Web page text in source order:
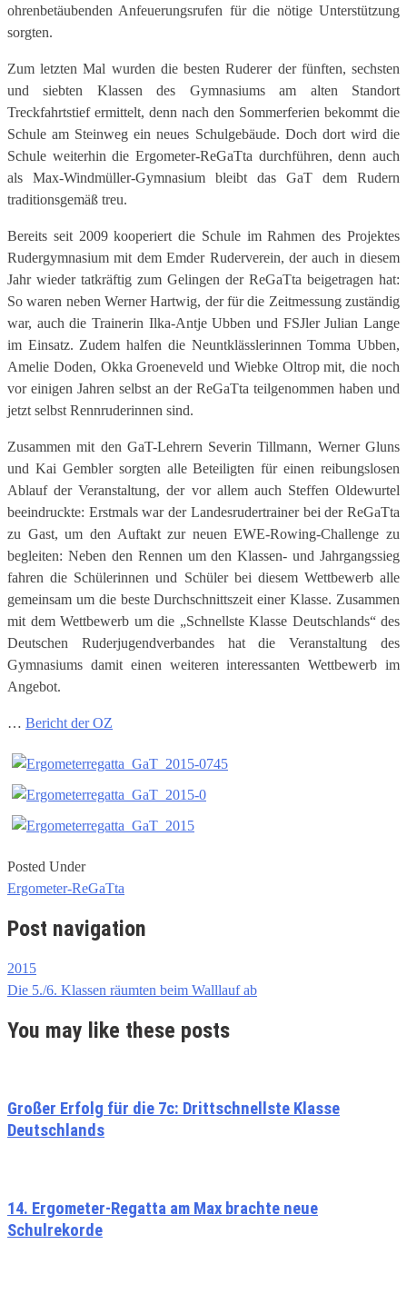
ohrenbetäubenden Anfeuerungsrufen für die nötige Unterstützung
sorgten.
Zum letzten Mal wurden die besten Ruderer der fünften, sechsten
und siebten Klassen des Gymnasiums am alten Standort
Treckfahrtstief ermittelt, denn nach den Sommerferien bekommt die
Schule am Steinweg ein neues Schulgebäude. Doch dort wird die
Schule weiterhin die Ergometer-ReGaTta durchführen, denn auch
als Max-Windmüller-Gymnasium bleibt das GaT dem Rudern
traditionsgemäß treu.
Bereits seit 2009 kooperiert die Schule im Rahmen des Projektes
Rudergymnasium mit dem Emder Ruderverein, der auch in diesem
Jahr wieder tatkräftig zum Gelingen der ReGaTta beigetragen hat:
So waren neben Werner Hartwig, der für die Zeitmessung zuständig
war, auch die Trainerin Ilka-Antje Ubben und FSJler Julian Lange
im Einsatz. Zudem halfen die Neuntklässlerinnen Tomma Ubben,
Amelie Doden, Okka Groeneveld und Wiebke Oltrop mit, die noch
vor einigen Jahren selbst an der ReGaTta teilgenommen haben und
jetzt selbst Rennruderinnen sind.
Zusammen mit den GaT-Lehrern Severin Tillmann, Werner Gluns
und Kai Gembler sorgten alle Beteiligten für einen reibungslosen
Ablauf der Veranstaltung, der vor allem auch Steffen Oldewurtel
beeindruckte: Erstmals war der Landesrudertrainer bei der ReGaTta
zu Gast, um den Auftakt zur neuen EWE-Rowing-Challenge zu
begleiten: Neben den Rennen um den Klassen- und Jahrgangssieg
fahren die Schülerinnen und Schüler bei diesem Wettbewerb alle
gemeinsam um die beste Durchschnittszeit einer Klasse. Zusammen
mit dem Wettbewerb um die „Schnellste Klasse Deutschlands“ des
Deutschen Ruderjugendverbandes hat die Veranstaltung des
Gymnasiums damit einen weiteren interessanten Wettbewerb im
Angebot.
… Bericht der OZ
Posted Under
Ergometer-ReGaTta
Post navigation
2015
Die 5./6. Klassen räumten beim Walllauf ab
You may like these posts
Großer Erfolg für die 7c: Drittschnellste Klasse
Deutschlands
14. Ergometer-Regatta am Max brachte neue
Schulrekorde